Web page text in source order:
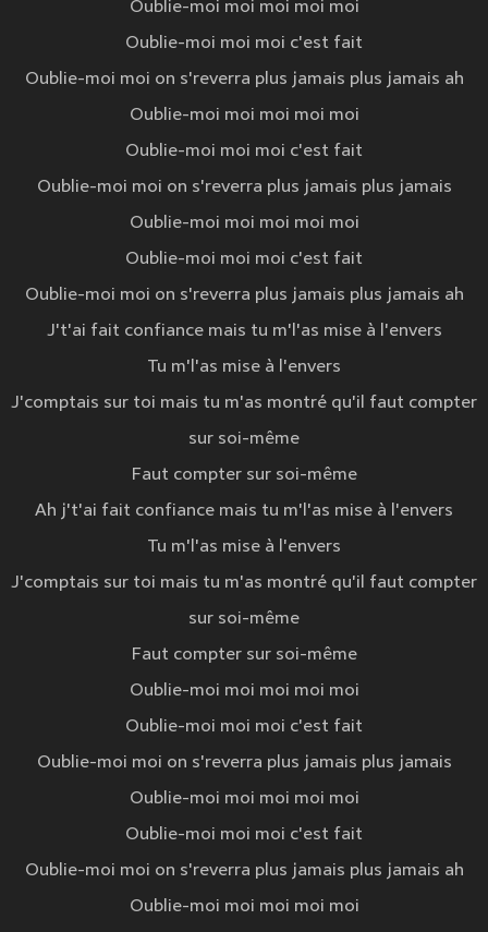
Oublie-moi moi moi moi moi
Oublie-moi moi moi c'est fait
Oublie-moi moi on s'reverra plus jamais plus jamais ah
Oublie-moi moi moi moi moi
Oublie-moi moi moi c'est fait
Oublie-moi moi on s'reverra plus jamais plus jamais
Oublie-moi moi moi moi moi
Oublie-moi moi moi c'est fait
Oublie-moi moi on s'reverra plus jamais plus jamais ah
J't'ai fait confiance mais tu m'l'as mise à l'envers
Tu m'l'as mise à l'envers
J'comptais sur toi mais tu m'as montré qu'il faut compter
sur soi-même
Faut compter sur soi-même
Ah j't'ai fait confiance mais tu m'l'as mise à l'envers
Tu m'l'as mise à l'envers
J'comptais sur toi mais tu m'as montré qu'il faut compter
sur soi-même
Faut compter sur soi-même
Oublie-moi moi moi moi moi
Oublie-moi moi moi c'est fait
Oublie-moi moi on s'reverra plus jamais plus jamais
Oublie-moi moi moi moi moi
Oublie-moi moi moi c'est fait
Oublie-moi moi on s'reverra plus jamais plus jamais ah
Oublie-moi moi moi moi moi